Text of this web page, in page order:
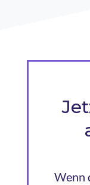
Wenn